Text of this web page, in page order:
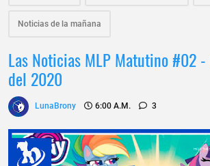
Noticias de la mañana
Las Noticias MLP Matutino #02
del 2020
LunaBrony 6:00 A.m. 3